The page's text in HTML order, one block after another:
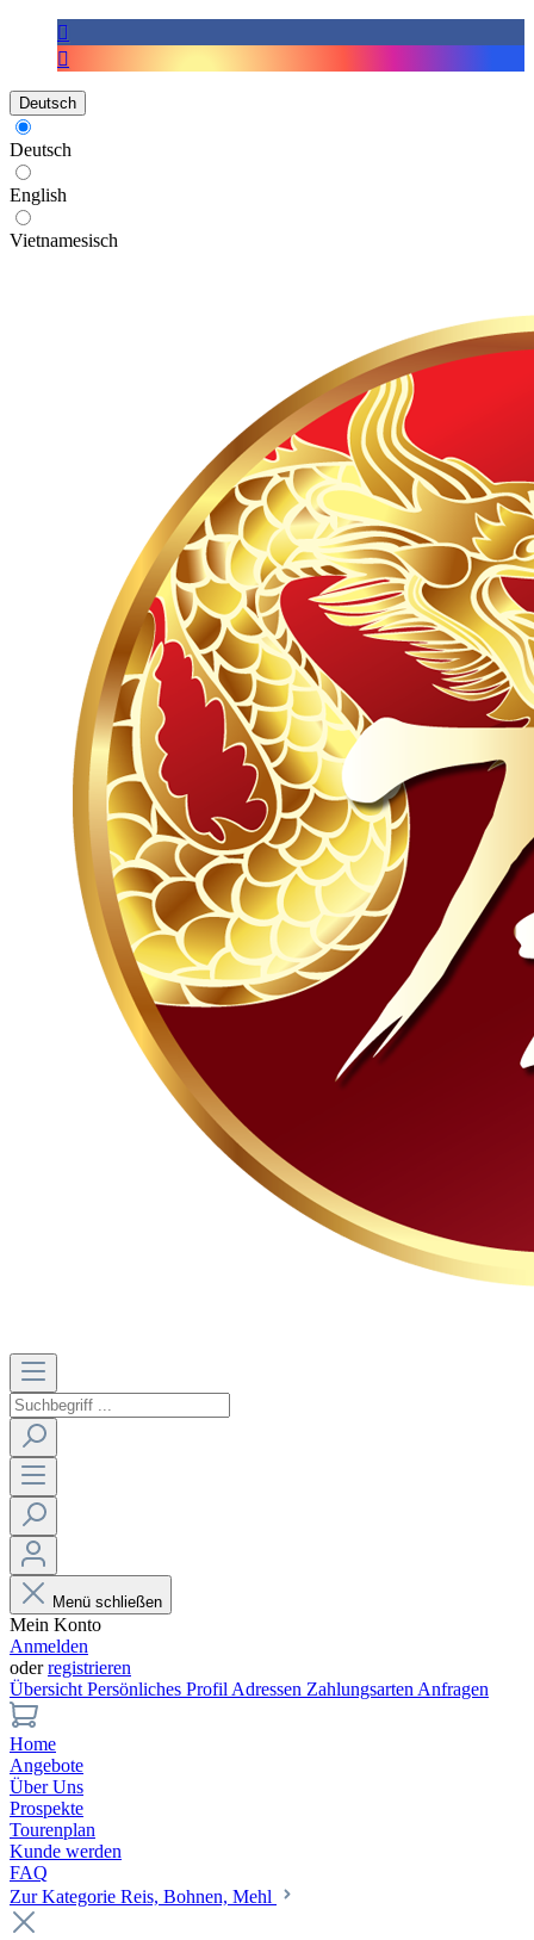
Deutsch
Deutsch
English
Vietnamesisch
Menü schließen
Mein Konto
Anmelden
oderregistrieren
Übersicht Persönliches Profil Adressen Zahlungsarten Anfragen
Home
Angebote
Über Uns
Prospekte
Tourenplan
Kunde werden
FAQ
Zur Kategorie Reis, Bohnen, Mehl